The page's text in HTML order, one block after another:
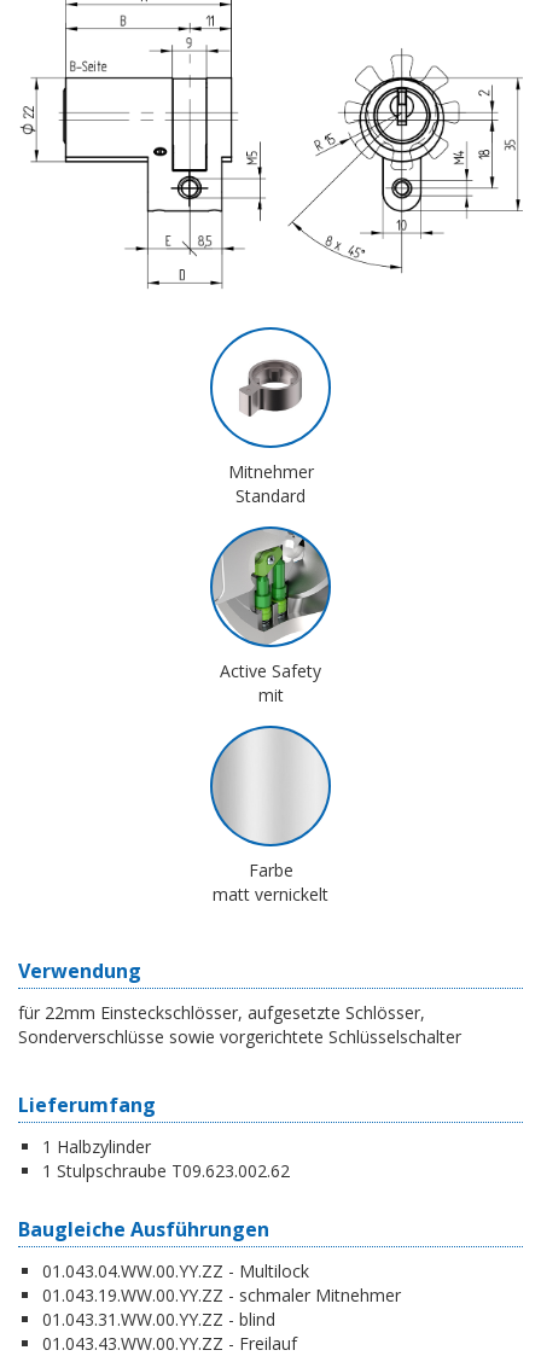
Mitnehmer
Standard
Active Safety
mit
Farbe
matt vernickelt
Verwendung
für 22mm Einsteckschlösser, aufgesetzte Schlösser,
Sonderverschlüsse sowie vorgerichtete Schlüsselschalter
Lieferumfang
1 Halbzylinder
1 Stulpschraube T09.623.002.62
Baugleiche Ausführungen
01.043.04.WW.00.YY.ZZ - Multilock
01.043.19.WW.00.YY.ZZ - schmaler Mitnehmer
01.043.31.WW.00.YY.ZZ - blind
01.043.43.WW.00.YY.ZZ - Freilauf